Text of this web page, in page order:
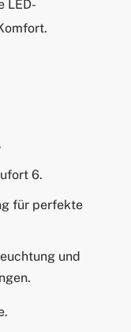
LED-
6.
für perfekte
und